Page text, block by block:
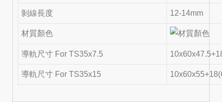
剝線長度 12-14mm
材質顏色
導軌尺寸 For TS35x7.5
導軌尺寸 For TS35x15